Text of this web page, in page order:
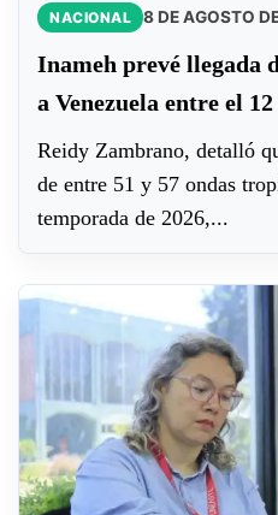
NACIONAL 8 DE AGOSTO
Inameh prevé llegada
a Venezuela entre el
Reidy Zambrano, detalló
de entre 51 y 57 ondas
temporada de 2026,...